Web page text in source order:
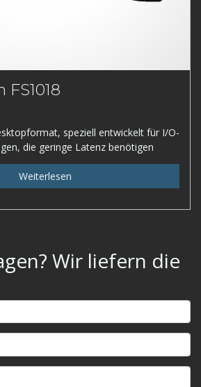
speziell entwickelt für I/O-
die geringe Latenz benötigen
Weiterlesen
Wir liefern die